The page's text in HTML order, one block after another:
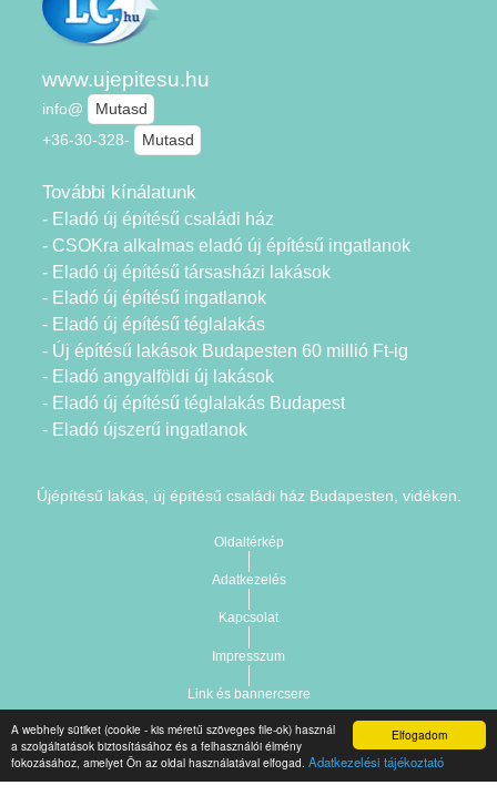
Elfogadom
A webhely sütiket (cookie - kis méretű szöveges file-ok) használ
a szolgáltatások biztosításához és a felhasználói élmény
fokozásához, amelyet Ön az oldal használatával elfogad. Adatkezelési tájékoztató
www.ujepitesu.hu
info@
Mutasd
+36-30-328-
Mutasd
További kínálatunk
- Eladó új építésű családi ház
- CSOKra alkalmas eladó új építésű ingatlanok
- Eladó új építésű társasházi lakások
- Eladó új építésű ingatlanok
- Eladó új építésű téglalakás
- Új építésű lakások Budapesten 60 millió Ft-ig
- Eladó angyalföldi új lakások
- Eladó új építésű téglalakás Budapest
- Eladó újszerű ingatlanok
Újépítésű lakás, új építésű családi ház Budapesten, vidéken.
Oldaltérkép
Adatkezelés
Kapcsolat
Impresszum
Link és bannercsere
Copyright © 2021.Vár-Köz Kft. - Ingatlan nyilvántartó, ügyviteli és
adminisztrációs szoftver